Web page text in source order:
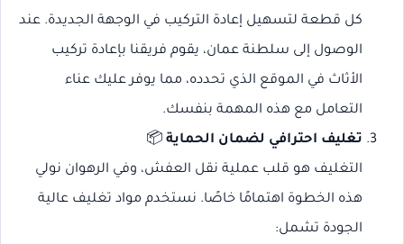
كل قطعة لتسهيل إعادة التركيب في الوجهة الجديدة. عند
الوصول إلى سلطنة عمان، يقوم فريقنا بإعادة تركيب
الأثاث في الموقع الذي تحدده، مما يوفر عليك عناء
التعامل مع هذه المهمة بنفسك.
تغليف احترافي لضمان الحماية📦
التغليف هو قلب عملية نقل العفش، وفي الرهوان نولي
هذه الخطوة اهتمامًا خاصًا. نستخدم مواد تغليف عالية
الجودة تشمل: